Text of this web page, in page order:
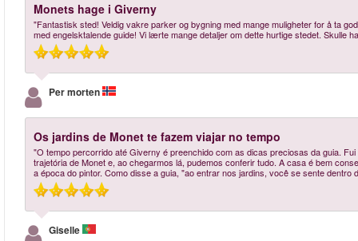
Monets hage i Giverny
"Fantastisk sted! Veldig vakre parker og bygning med mange muligheter for å ta
med engelsktalende guide! Vi lærte mange detaljer om dette hurtige stedet. Skulle
Per morten
Os jardins de Monet te fazem viajar no tempo
"O tempo percorrido até Giverny é preenchido com as dicas preciosas da guia.
trajetória de Monet e, ao chegarmos lá, pudemos conferir tudo. A casa é bem
a época do pintor. Como disse a guia, "ao entrar nos jardins, você se sente dentro
Giselle